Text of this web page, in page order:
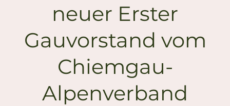
neuer Erster
Gauvorstand vom
Chiemgau-
Alpenverband